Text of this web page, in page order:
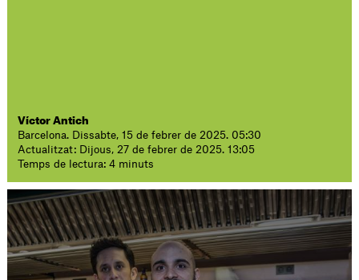
Víctor Antich
Barcelona. Dissabte, 15 de febrer de 2025. 05:30
Actualitzat: Dijous, 27 de febrer de 2025. 13:05
Temps de lectura: 4 minuts